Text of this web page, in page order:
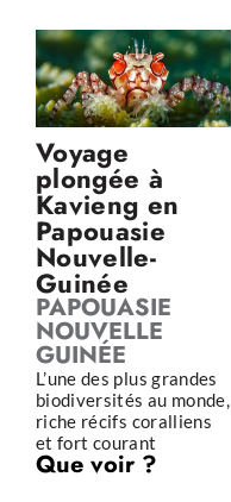
Voyage
plongée à
Kavieng en
Papouasie
Nouvelle-
Guinée
PAPOUASIE
NOUVELLE
GUINÉE
L’une des plus grandes
biodiversités au monde,
riche récifs coralliens
et fort courant
Que voir ?